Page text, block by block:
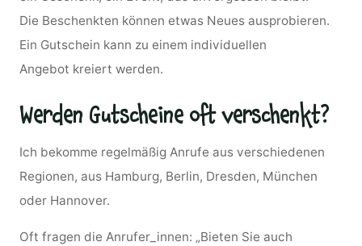
Die Beschenkten können etwas Neues ausprobieren.
Ein Gutschein kann zu einem individuellen
Angebot kreiert werden.
Werden Gutscheine oft verschenkt?
Ich bekomme regelmäßig Anrufe aus verschiedenen
Regionen, aus Hamburg, Berlin, Dresden, München
oder Hannover.
Oft fragen die Anrufer_innen: „Bieten Sie auch